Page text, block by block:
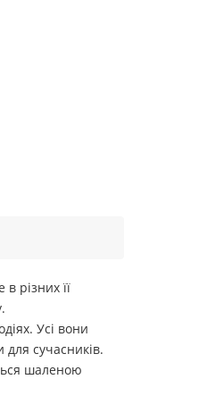
різних її
Усі вони
для сучасників.
шаленою